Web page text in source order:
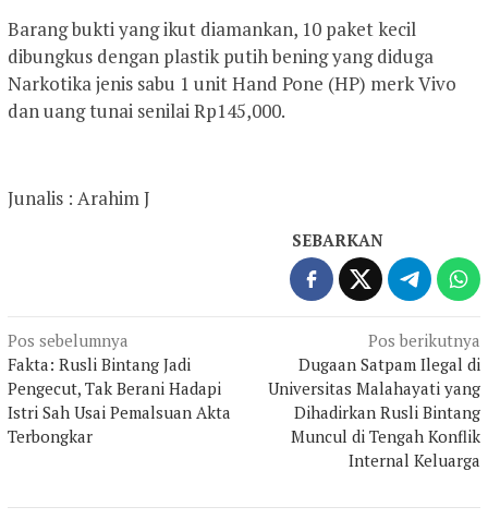
Barang bukti yang ikut diamankan, 10 paket kecil
dibungkus dengan plastik putih bening yang diduga
Narkotika jenis sabu 1 unit Hand Pone (HP) merk Vivo
dan uang tunai senilai Rp145,000.
Junalis : Arahim J
SEBARKAN
Navigasi
pos
Pos sebelumnya
Fakta: Rusli Bintang Jadi
Pengecut, Tak Berani Hadapi
Istri Sah Usai Pemalsuan Akta
Terbongkar
Pos berikutnya
Dugaan Satpam Ilegal di
Universitas Malahayati yang
Dihadirkan Rusli Bintang
Muncul di Tengah Konflik
Internal Keluarga